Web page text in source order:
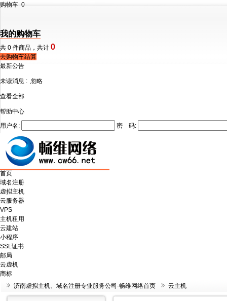
购物车 0
我的购物车
共 0 件商品，共计 0
去购物车结算
最新公告
未读消息 : 忽略
查看全部
帮助中心
用户名:
密 码:
首页
域名注册
虚拟主机
云服务器
VPS
主机租用
云建站
小程序
SSL证书
邮局
云虚机
商标
济南虚拟主机、域名注册专业服务公司-畅维网络首页
云主机